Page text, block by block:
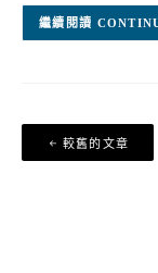
文
章
較舊的文章